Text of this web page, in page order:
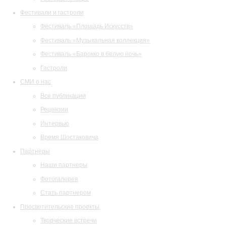
Фестивали и гастроли
Фестиваль «Площадь Искусств»
Фестиваль «Музыкальная коллекция»
Фестиваль «Барокко в белую ночь»
Гастроли
СМИ о нас
Все публикации
Рецензии
Интервью
Время Шостаковича
Партнеры
Наши партнеры
Фотогалерея
Стать партнером
Просветительские проекты
Творческие встречи